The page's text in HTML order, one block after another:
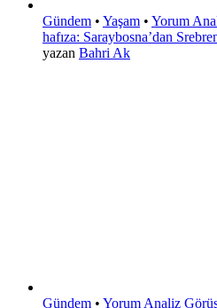
Gündem • Yaşam • Yorum
hafıza: Saraybosna’dan
yazan Bahri Ak
Gündem • Yorum Analiz